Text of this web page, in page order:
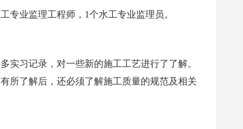
专业监理工程师，1个水工专业监理员。
实习记录，对一些新的施工工艺进行了了解。
所了解后，还必须了解施工质量的规范及相关